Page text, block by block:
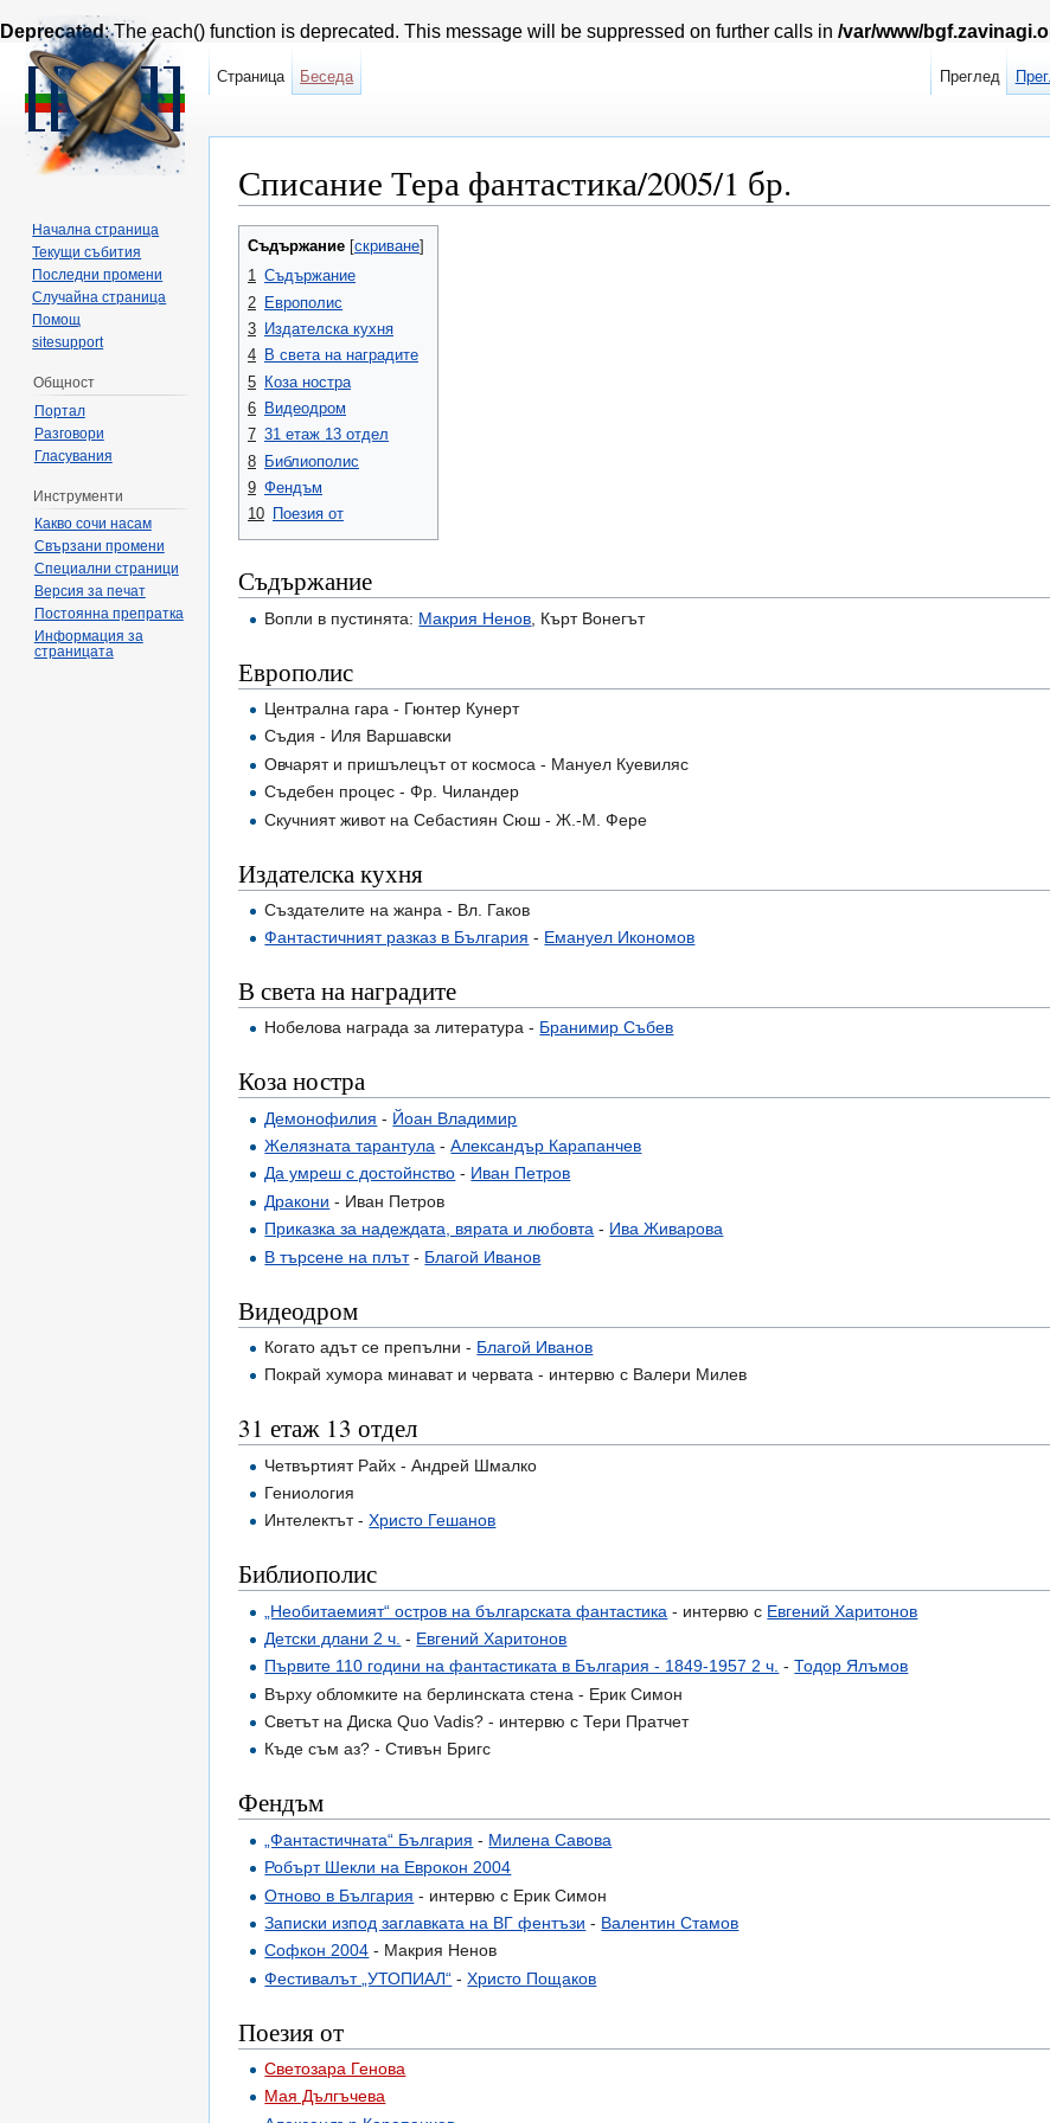
Deprecated: The each() function is deprecated. This message will be suppressed on further calls in /var/www/
Списание Тера фантастика/2005/1 бр.
Съдържание скриване
1 Съдържание
2 Европолис
3 Издателска кухня
4 В света на наградите
5 Коза ностра
6 Видеодром
7 31 етаж 13 отдел
8 Библиополис
9 Фендъм
10 Поезия от
Съдържание
Вопли в пустинята: Макрия Ненов , Кърт Вонегът
Европолис
Централна гара - Гюнтер Кунерт
Съдия - Иля Варшавски
Овчарят и пришълецът от космоса - Мануел Куевиляс
Съдебен процес - Фр. Чиландер
Скучният живот на Себастиян Сюш - Ж.-М. Фере
Издателска кухня
Създателите на жанра - Вл. Гаков
Фантастичният разказ в България - Емануел Икономов
В света на наградите
Нобелова награда за литература - Бранимир Събев
Коза ностра
Демонофилия - Йоан Владимир
Желязната тарантула -Александър Карапанчев
Да умреш с достойнство - Иван Петров
Дракони - Иван Петров
Приказка за надеждата, вярата и любовта - Ива Живарова
В търсене на плът- Благой Иванов
Видеодром
Когато адът се препълни - Благой Иванов
Покрай хумора минават и червата - интервю с Валери Милев
31 етаж 13 отдел
Четвъртият Райх - Андрей Шмалко
Гениология
Интелектът -Христо Гешанов
Библиополис
„Необитаемият“ остров на българската фантастика - интервю с Евгений Харитонов
Детски длани 2 ч. - Евгений Харитонов
Първите 110 години на фантастиката в България - 1849-1957 2 ч. -Тодор Ялъмов
Върху обломките на берлинската стена - Ерик Симон
Светът на Диска Quo Vadis? - интервю с Тери Пратчет
Къде съм аз? - Стивън Бригс
Фендъм
„Фантастичната“ България - Милена Савова
Робърт Шекли на Еврокон 2004
Отново в България - интервю с Ерик Симон
Записки изпод заглавката на ВГ фентъзи - Валентин Стамов
Софкон 2004 - Макрия Ненов
Фестивалът „УТОПИАЛ“ -Христо Пощаков
Поезия от
Светозара Генова
Мая Дългъчева
Страница Беседа Преглед
Начална страница
Текущи събития
Последни промени
Случайна страница
Помощ
sitesupport
Общност
Портал
Разговори
Гласувания
Инструменти
Какво сочи насам
Свързани промени
Специални страници
Версия за печат
Постоянна препратка
Информация за
страницата